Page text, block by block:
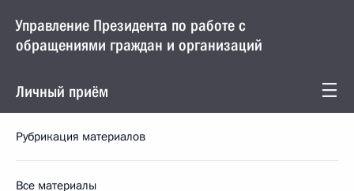
Управление Президента по работе с
обращениями граждан и организаций
Личный приём
Рубрикация материалов
Все материалы